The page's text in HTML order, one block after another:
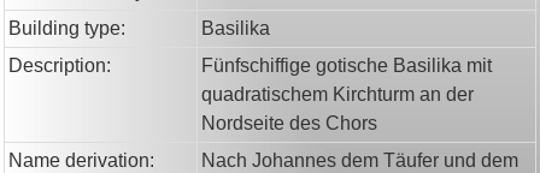
Building type:
Basilika
Description:
Fünfschiffige gotische Basilika mit
quadratischem Kirchturm an der
Nordseite des Chors
Name derivation:
Nach Johannes dem Täufer und dem